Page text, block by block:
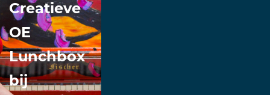
Creatieve
OE
Lunchbox
bij